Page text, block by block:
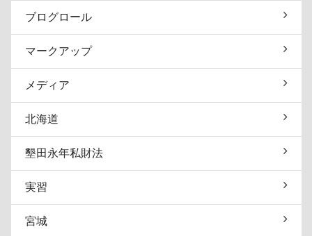
ブログロール
マークアップ
メディア
北海道
墾田永年私財法
実習
宮城